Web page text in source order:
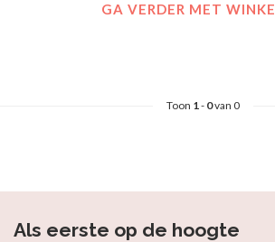
GA VERDER MET
Toon 1- 0van 0
Als eerste op de hoogte